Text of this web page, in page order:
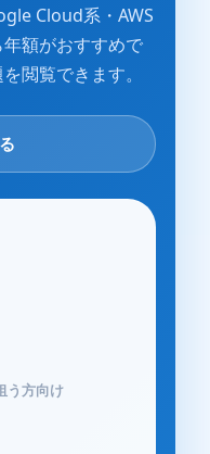
Cloud系・AWS
額がおすすめで
閲覧できます。
う方向け